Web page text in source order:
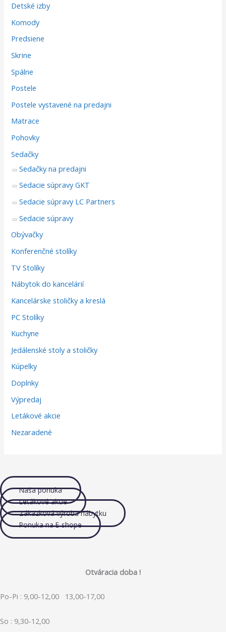
Detské izby
Komody
Predsiene
Skrine
Spálne
Postele
Postele vystavené na predajni
Matrace
Pohovky
Sedačky
Sedačky na predajni
Sedacie súpravy GKT
Sedacie súpravy LC Partners
Sedacie súpravy
Obývačky
Konferenčné stolíky
TV Stolíky
Nábytok do kancelárií
Kancelárske stoličky a kreslá
PC Stolíky
Kuchyne
Jedálenské stoly a stoličky
Kúpelky
Doplnky
Výpredaj
Letákové akcie
Nezaradené
Naša ponuka
Letákové akcie
Zákazková výroba nábytku
Ponuka na E-shope
Otváracia doba !
Po-Pi : 9,00-12,00 13,00-17,00
So : 9,30-12,00